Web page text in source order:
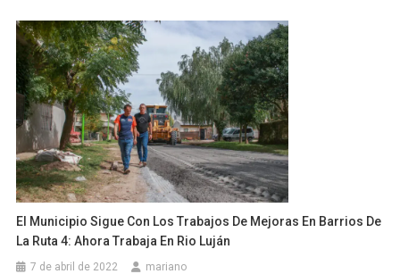
El Municipio Sigue Con Los Trabajos De Mejoras En Barrios De
La Ruta 4: Ahora Trabaja En Rio Luján
7 de abril de 2022 mariano